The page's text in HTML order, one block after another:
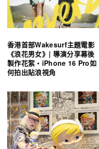
香港首部Wakesurf主題電影
《浪花男女》| 導演分享幕後
製作花絮・iPhone 16 Pro如
何拍出貼浪視角